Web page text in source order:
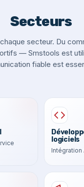
Secteurs
secteur. Du
— Smstools est
fiable est
logiciels
Intégration